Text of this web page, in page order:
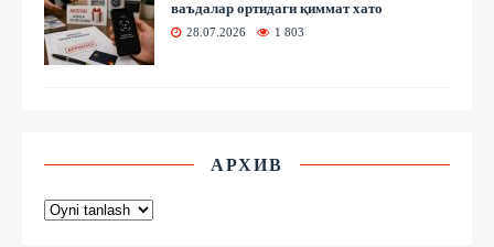
ваъдалар ортидаги қиммат хато
28.07.2026 1 803
АРХИВ